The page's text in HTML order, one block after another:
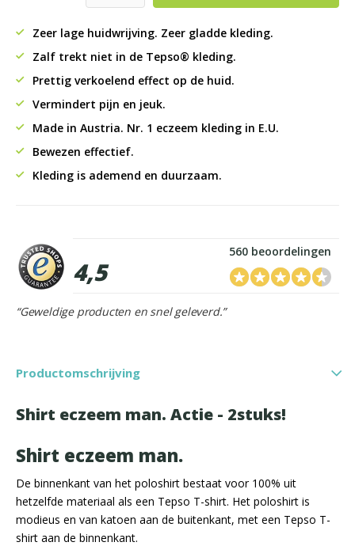
Zeer lage huidwrijving. Zeer gladde kleding.
Zalf trekt niet in de Tepso® kleding.
Prettig verkoelend effect op de huid.
Vermindert pijn en jeuk.
Made in Austria. Nr. 1 eczeem kleding in E.U.
Bewezen effectief.
Kleding is ademend en duurzaam.
4,5
560 beoordelingen
“Geweldige producten en snel geleverd.”
Productomschrijving
Shirt eczeem man. Actie - 2stuks!
Shirt eczeem man.
De binnenkant van het poloshirt bestaat voor 100% uit
hetzelfde materiaal als een Tepso T-shirt. Het poloshirt is
modieus en van katoen aan de buitenkant, met een Tepso T-
shirt aan de binnenkant.